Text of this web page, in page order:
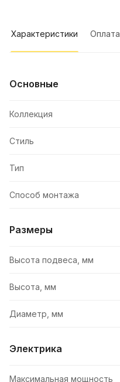
Характеристики Оплата
Основные
Коллекция
Стиль
Тип
Способ монтажа
Размеры
Высота подвеса, мм
Высота, мм
Диаметр, мм
Электрика
Максимальная мощность